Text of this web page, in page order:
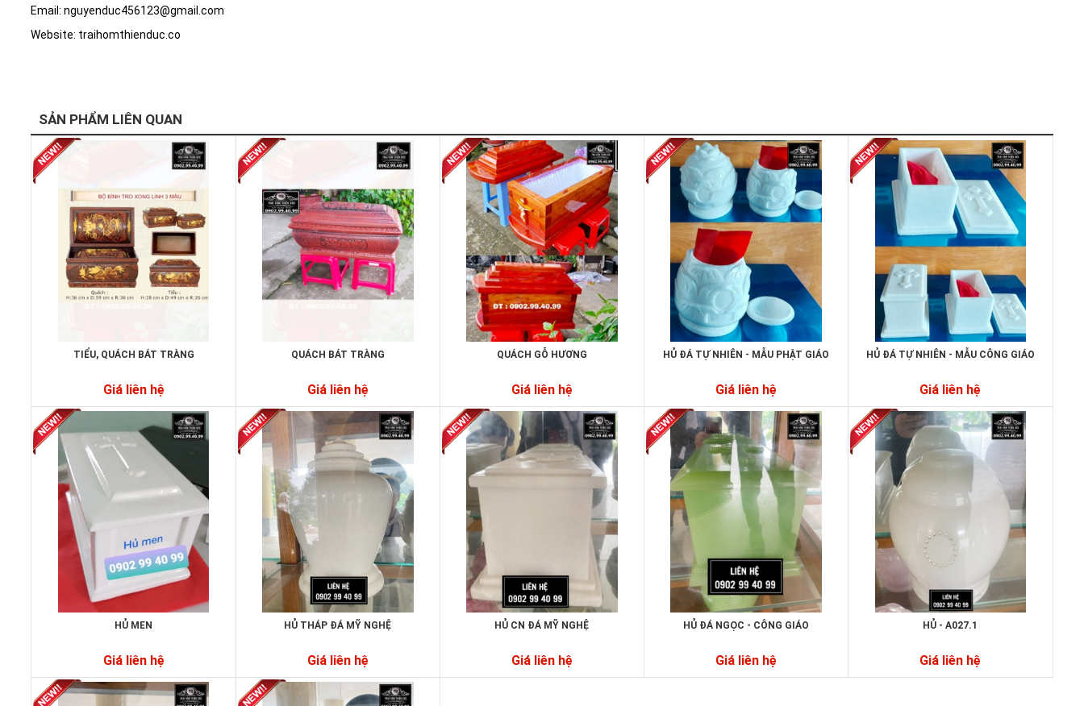
Email: nguyenduc456123@gmail.com
Website: traihomthienduc.co
SẢN PHẨM LIÊN QUAN
TIỂU, QUÁCH BÁT TRÀNG
Giá liên hệ
QUÁCH BÁT TRÀNG
Giá liên hệ
QUÁCH GỖ HƯƠNG
Giá liên hệ
HỦ ĐÁ TỰ NHIÊN - MẪU PHẬT GIÁO
Giá liên hệ
HỦ ĐÁ TỰ NHIÊN - MẪU CÔNG GIÁO
Giá liên hệ
HỦ MEN
Giá liên hệ
HỦ THÁP ĐÁ MỸ NGHỆ
Giá liên hệ
HỦ CN ĐÁ MỸ NGHỆ
Giá liên hệ
HỦ ĐÁ NGỌC - CÔNG GIÁO
Giá liên hệ
HỦ - A027.1
Giá liên hệ